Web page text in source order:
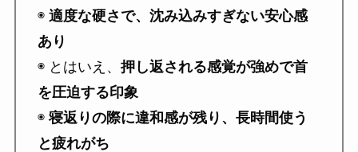
◉ 適度な硬さで、沈み込みすぎない安心感
あり
◉ とはいえ、 押し返される感覚が強めで首
を圧迫する印象
◉寝返りの際に違和感が残り、長時間使う
と疲れがち